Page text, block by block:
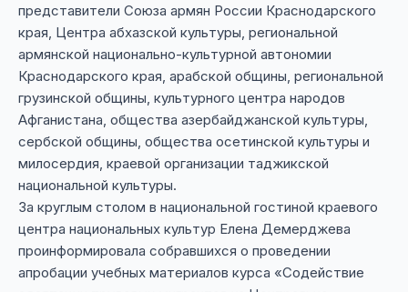
представители Союза армян России Краснодарского
края, Центра абхазской культуры, региональной
армянской национально-культурной автономии
Краснодарского края, арабской общины, региональной
грузинской общины, культурного центра народов
Афганистана, общества азербайджанской культуры,
сербской общины, общества осетинской культуры и
милосердия, краевой организации таджикской
национальной культуры.
За круглым столом в национальной гостиной краевого
центра национальных культур Елена Демерджева
проинформировала собравшихся о проведении
апробации учебных материалов курса «Содействие